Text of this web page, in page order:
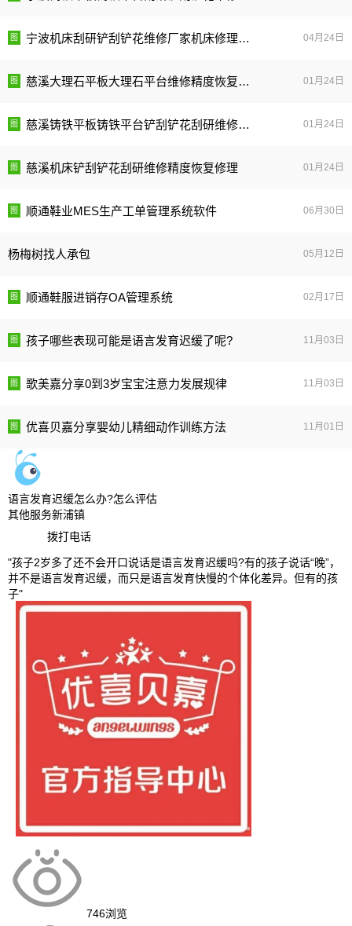
宁波机床刮研铲刮铲花维修厂家机床修理精度恢复修理 04月24日
慈溪大理石平板大理石平台维修精度恢复修理 01月24日
慈溪铸铁平板铸铁平台铲刮铲花刮研维修精度恢复修理 01月24日
慈溪机床铲刮铲花刮研维修精度恢复修理 01月24日
顺通鞋业MES生产工单管理系统软件 06月30日
杨梅树找人承包 05月12日
顺通鞋服进销存OA管理系统 02月17日
孩子哪些表现可能是语言发育迟缓了呢? 11月03日
歌美嘉分享0到3岁宝宝注意力发展规律 11月03日
优喜贝嘉分享婴幼儿精细动作训练方法 11月01日
语言发育迟缓怎么办?怎么评估
其他服务新浦镇
拨打电话
"孩子2岁多了还不会开口说话是语言发育迟缓吗?有的孩子说话“晚”，
并不是语言发育迟缓，而只是语言发育快慢的个体化差异。但有的孩
子"
746浏览